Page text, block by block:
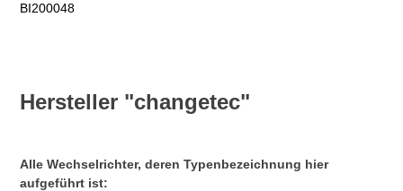
BI200048
Hersteller "changetec"
Alle Wechselrichter, deren Typenbezeichnung hier
aufgeführt ist: